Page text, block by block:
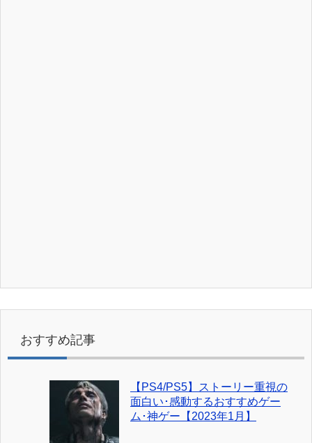
おすすめ記事
【PS4/PS5】ストーリー重視の
面白い･感動するおすすめゲー
ム･神ゲー【2023年1月】